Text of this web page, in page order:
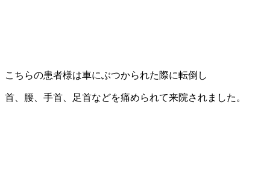
こちらの患者様は車にぶつかられた際に転倒し
首、腰、手首、足首などを痛められて来院されました。